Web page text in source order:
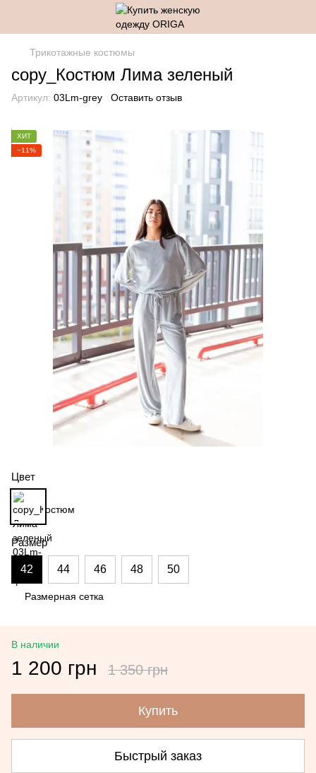
Трикотажные костюмы
copy_Костюм Лима зеленый
Артикул: 03Lm-grey Оставить отзыв
ХИТ
−11%
Цвет
Размер
42 44 46 48 50
Размерная сетка
В наличии
1 200 грн 1 350 грн
Купить
Быстрый заказ